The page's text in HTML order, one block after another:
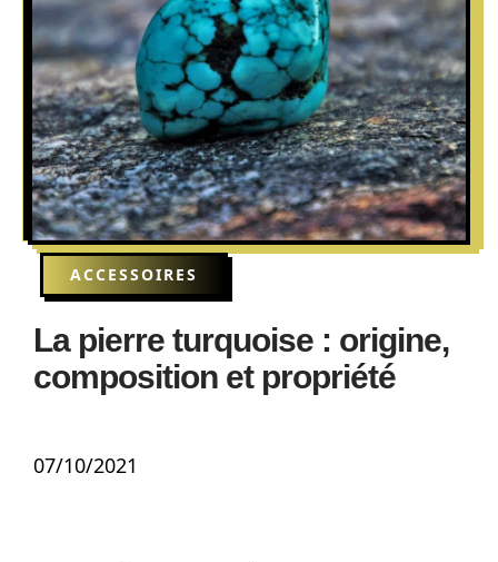
ACCESSOIRES
La pierre turquoise : origine,
composition et propriété
07/10/2021